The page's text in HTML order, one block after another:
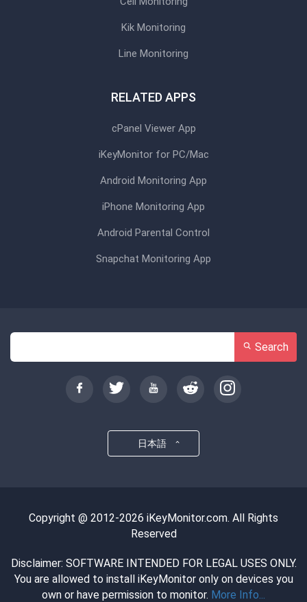
Kik Monitoring
Line Monitoring
RELATED APPS
cPanel Viewer App
iKeyMonitor for PC/Mac
Android Monitoring App
iPhone Monitoring App
Android Parental Control
Snapchat Monitoring App
Search
日本語
Copyright @ 2012-2026 iKeyMonitor.com. All Rights
Reserved
Disclaimer: SOFTWARE INTENDED FOR LEGAL USES ONLY.
You are allowed to install iKeyMonitor only on devices you
own or have permission to monitor. More Info...